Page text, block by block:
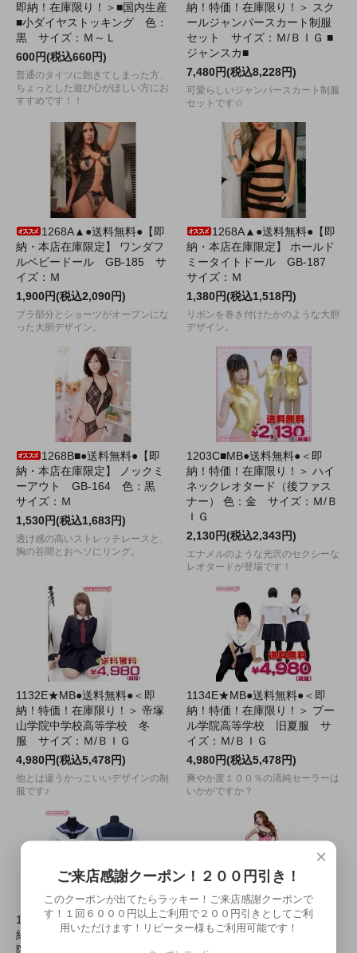
即納！在庫限り！＞■国内生産
■小ダイヤストッキング 色：
黒 サイズ：Ｍ～Ｌ
600円(税込660円)
普通のタイツに飽きてしまった方、
ちょっとした遊び心がほしい方にお
すすめです！！
納！特価！在庫限り！＞ スク
ールジャンパースカート制服
セット サイズ：Ｍ/ＢＩＧ ■
ジャンスカ■
7,480円(税込8,228円)
可愛らしいジャンパースカート制服
セットです☆
1268A▲●送料無料●【即
納・本店在庫限定】 ワンダフ
ルベビードール GB-185 サ
イズ：Ｍ
1,900円(税込2,090円)
ブラ部分とショーツがオープンにな
った大胆デザイン。
1268A▲●送料無料●【即
納・本店在庫限定】 ホールド
ミータイトドール GB-187
サイズ：Ｍ
1,380円(税込1,518円)
リボンを巻き付けたかのような大胆
デザイン。
1268B■●送料無料●【即
納・本店在庫限定】 ノックミ
ーアウト GB-164 色：黒
サイズ：Ｍ
1,530円(税込1,683円)
透け感の高いストレッチレースと、
胸の谷間とおヘソにリング。
1203C■MB●送料無料●＜即
納！特価！在庫限り！＞ ハイ
ネックレオタード（後ファス
ナー） 色：金 サイズ：Ｍ/Ｂ
ＩＧ
2,130円(税込2,343円)
エナメルのような光沢のセクシーな
レオタードが登場です！
1132E★MB●送料無料●＜即
納！特価！在庫限り！＞ 帝塚
山学院中学校高等学校 冬
服 サイズ：Ｍ/ＢＩＧ
4,980円(税込5,478円)
他とは違うかっこいいデザインの制
服です♪
1134E★MB●送料無料●＜即
納！特価！在庫限り！＞ プー
ル学院高等学校 旧夏服 サ
イズ：Ｍ/ＢＩＧ
4,980円(税込5,478円)
爽やか度１００％の清純セーラーは
いかがですか？
1133D★MB●送料無料●＜即
納！特価！在庫限り！＞ 学習
院女子高等科 夏服 サイ
1268B★●送料無料●【即
納・本店在庫限定】 ニンフ・
チャイナ GB-174 色：ピン
×
ご来店感謝クーポン！２００円引き！
このクーポンが出てたらラッキー！ご来店感謝クーポンで
す！１回６０００円以上ご利用で２００円引きとしてご利
用いただけます！リピーター様もご利用可能です！